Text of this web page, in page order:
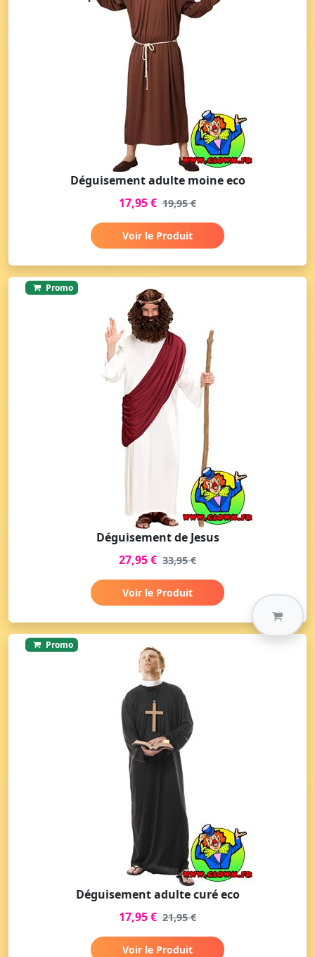
Déguisement adulte moine eco
17,95 € 19,95 €
Voir le Produit
Promo
Déguisement de Jesus
27,95 € 33,95 €
Voir le Produit
Promo
Déguisement adulte curé eco
17,95 € 21,95 €
Voir le Produit